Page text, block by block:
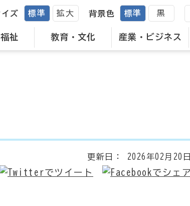
祉 教育・文化 産業・ビジネス
ズ 標準 拡大 背景色 標準 黒
更新日： 2026年02月20日